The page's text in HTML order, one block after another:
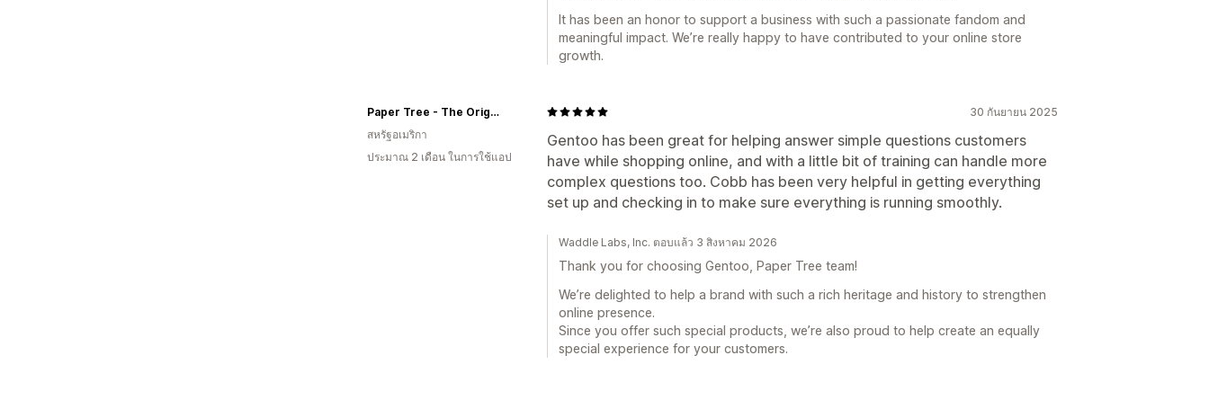
It has been an honor to support a business with such a passionate fandom and
meaningful impact. We’re really happy to have contributed to your online store
growth.
30 กันยายน 2025
Gentoo has been great for helping answer simple questions customers
have while shopping online, and with a little bit of training can handle more
complex questions too. Cobb has been very helpful in getting everything
set up and checking in to make sure everything is running smoothly.
Paper Tree - The Origami Store
สหรัฐอเมริกา
ประมาณ 2 เดือน ในการใช้แอป
Waddle Labs, Inc. ตอบแล้ว 3 สิงหาคม 2026
Thank you for choosing Gentoo, Paper Tree team!
We’re delighted to help a brand with such a rich heritage and history to strengthen
online presence.
Since you offer such special products, we’re also proud to help create an equally
special experience for your customers.